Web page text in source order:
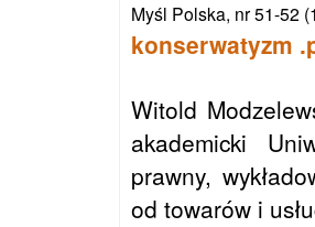
Myśl Polska, nr 51-52
konserwatyzm
Witold
akademicki
prawny,
od towarów i